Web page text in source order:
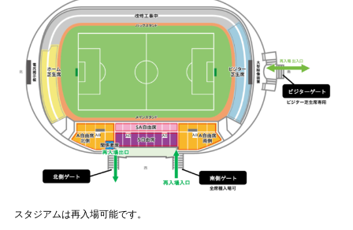
スタジアムは再入場可能です。